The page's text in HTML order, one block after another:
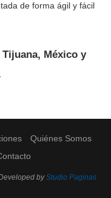
de forma ágil y fácil
México y
Quiénes Somos
byStudio Paginas